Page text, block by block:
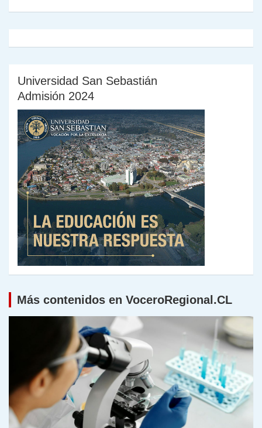
Universidad San Sebastián
Admisión 2024
Más contenidos en VoceroRegional.CL